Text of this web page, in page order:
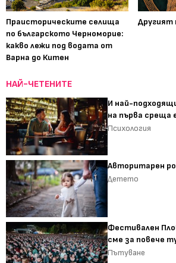
Праисторическите селища
по българското Черноморие:
какво лежи под водата от
Варна до Китен
Другият
НАЙ-ЧЕТЕНИТЕ
И най-
на първа среща
Психология
Авторитарен
Детето
Фестивален
сме за повече
Пътуване